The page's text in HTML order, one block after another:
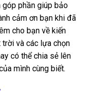
góp phần giúp bảo
cảm ơn bạn khi đã
cho bạn về kiến
và các lựa chọn
có thể chia sẻ lên
mình cùng biết.